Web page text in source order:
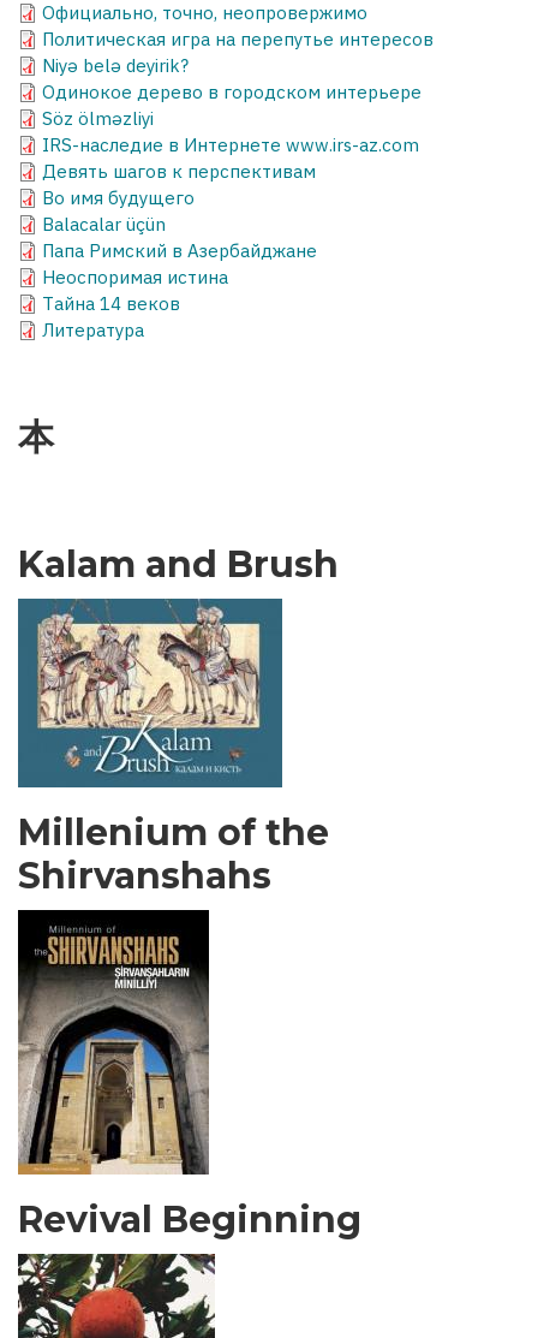
Официально, точно, неопровержимо
Политическая игра на перепутье интересов
Niyə belə deyirik?
Одинокое дерево в городском интерьере
Söz ölməzliyi
IRS-наследие в Интернете www.irs-az.com
Девять шагов к перспективам
Во имя будущего
Balacalar üçün
Папа Римский в Азербайджане
Неоспоримая истина
Тaйна 14 веков
Литература
本
Kalam and Brush
Millenium of the
Shirvanshahs
Revival Beginning